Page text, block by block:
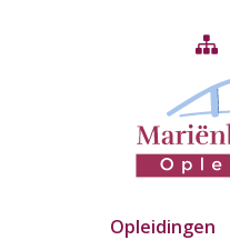
Opleidingen